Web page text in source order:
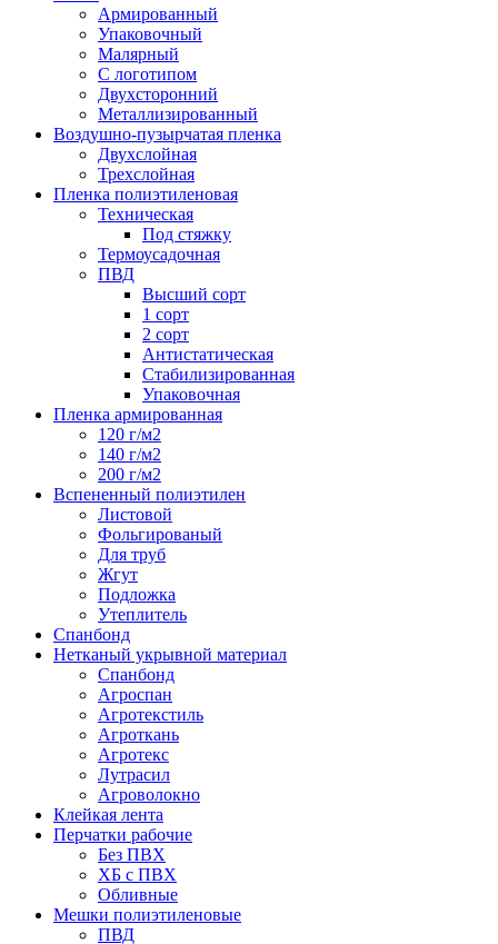
Армированный
Упаковочный
Малярный
С логотипом
Двухсторонний
Металлизированный
Воздушно-пузырчатая пленка
Двухслойная
Трехслойная
Пленка полиэтиленовая
Техническая
Под стяжку
Термоусадочная
ПВД
Высший сорт
1 сорт
2 сорт
Антистатическая
Стабилизированная
Упаковочная
Пленка армированная
120 г/м2
140 г/м2
200 г/м2
Вспененный полиэтилен
Листовой
Фольгированый
Для труб
Жгут
Подложка
Утеплитель
Спанбонд
Нетканый укрывной материал
Спанбонд
Агроспан
Агротекстиль
Агроткань
Агротекс
Лутрасил
Агроволокно
Клейкая лента
Перчатки рабочие
Без ПВХ
ХБ с ПВХ
Обливные
Мешки полиэтиленовые
ПВД